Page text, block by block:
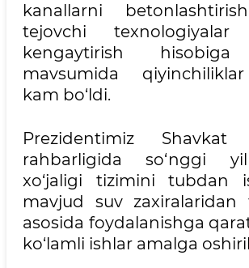
kanallarni
tejovchi texnologiyalar
kengaytirish hisobiga
mavsumida
kam bo‘ldi.
Prezidentimiz Shavkat
rahbarligida so‘nggi
xo‘jaligi tizimini tubdan
mavjud suv zaxiralaridan
asosida foydalanishga
ko‘lamli ishlar amalga